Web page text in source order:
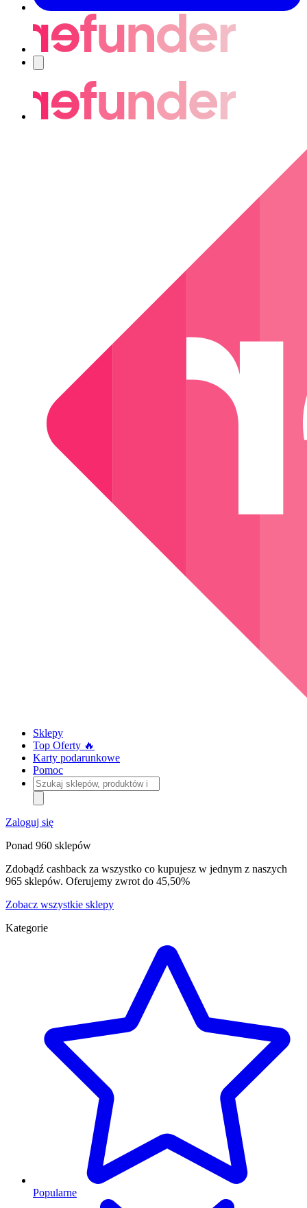
Sklepy
Top Oferty 🔥
Karty podarunkowe
Pomoc
Szukaj
sklepów,
produktów
i
kategorii
Zaloguj się
Ponad 960 sklepów
Zdobądź cashback za wszystko co kupujesz w jednym z naszych
965 sklepów. Oferujemy zwrot do 45,50%
Zobacz wszystkie sklepy
Kategorie
Popularne